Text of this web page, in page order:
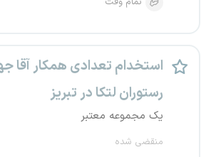
استخدام تعدادی همکار آقا
رستوران لتکا در تبریز
یک مجموعه معتبر
منقضی شده